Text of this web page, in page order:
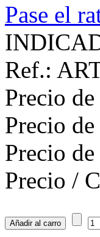
Pase el
Ref.:
Precio
Precio
Precio
Precio /